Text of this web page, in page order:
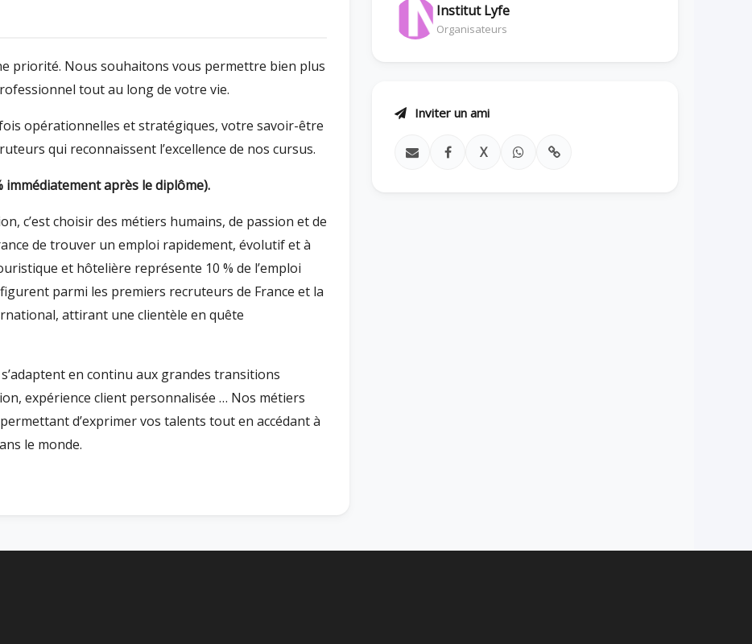
priorité. Nous souhaitons vous permettre bien plus
tout au long de votre vie.
opérationnelles et stratégiques, votre savoir-être
qui reconnaissent l’excellence de nos cursus.
immédiatement après le diplôme).
c’est choisir des métiers humains, de passion et de
de trouver un emploi rapidement, évolutif et à
et hôtelière représente 10 % de l’emploi
parmi les premiers recruteurs de France et la
attirant une clientèle en quête
en continu aux grandes transitions
expérience client personnalisée … Nos métiers
d’exprimer vos talents tout en accédant à
le monde.
Institut Lyfe
Organisateurs
Inviter un ami
X